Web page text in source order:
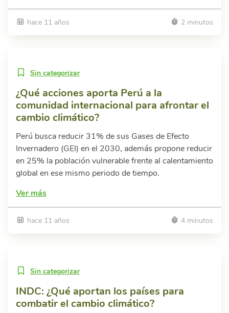
hace 11 años 2 minutos
Sin categorizar
¿Qué acciones aporta Perú a la
comunidad internacional para afrontar el
cambio climático?
Perú busca reducir 31% de sus Gases de Efecto
Invernadero (GEI) en el 2030, además propone reducir
en 25% la población vulnerable frente al calentamiento
global en ese mismo periodo de tiempo.
Ver más
hace 11 años 4 minutos
Sin categorizar
INDC: ¿Qué aportan los países para
combatir el cambio climático?